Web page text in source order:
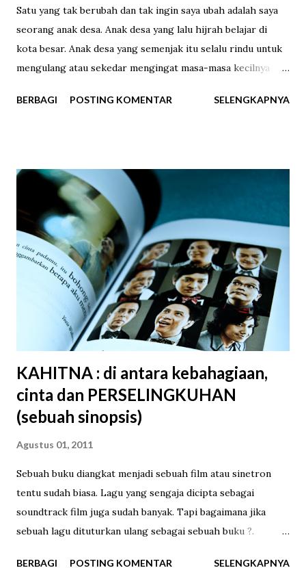
Satu yang tak berubah dan tak ingin saya ubah adalah saya
seorang anak desa. Anak desa yang lalu hijrah belajar di
kota besar. Anak desa yang semenjak itu selalu rindu untuk
mengulang atau sekedar mengingat masa-masa kecilnya
sembunyi membuang makanan yang tak habis dimakan, ikut
putu. Dulu saya sangat suka meminta jajan kue putu. Pasti
banyak yang tahu seperti apa kue putu itu. Kue tradisional
terbuat dari beras dengan isian gula merah yang dibuat
dengan cara dipanaskan menggunakan uap panas, disajikan
dengan parutan kelapa dan kadang ditaburi gula pasir. Dulu
saya suka menanti pedagang kue putu lewat di depan
rumah, biasanya sore hari sampai jelang senja. Ia datang
dengan pikulan di pundak, pasti berat. Mendengar bunyi
tiupan uap panasnya dari jauh saya ...
BERBAGI POSTING KOMENTAR SELENGKAPNYA
KAHITNA : di antara kebahagiaan,
cinta dan PERSELINGKUHAN
(sebuah sinopsis)
Agustus 01, 2011
Sebuah buku diangkat menjadi sebuah film atau sinetron
tentu sudah biasa. Lagu yang sengaja dicipta sebagai
soundtrack film juga sudah banyak. Tapi bagaimana jika
sebuah lagu dituturkan ulang sebagai sebuah buku ?.
BERBAGI POSTING KOMENTAR SELENGKAPNYA